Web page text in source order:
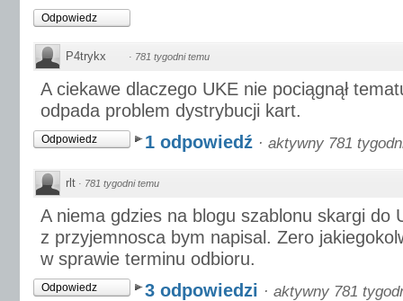
Odpowiedz
P4trykx · 781 tygodni temu
A ciekawe dlaczego UKE nie pociągnął
odpada problem dystrybucji kart.
Odpowiedz 1 odpowiedź · aktywny 781
rlt · 781 tygodni temu
A niema gdzies na blogu szablonu skargi do
z przyjemnosca bym napisal. Zero
w sprawie terminu odbioru.
Odpowiedz 3 odpowiedzi · aktywny 781